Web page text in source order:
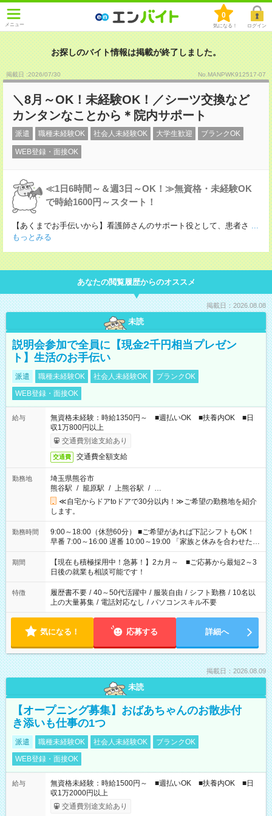
メニュー
0
気になる！ ログイン
お探しのバイト情報は掲載が終了しました。
掲載日 :2026/07/30 No.MANPWK912517-07
＼8月～OK！未経験OK！／シーツ交換など
カンタンなことから＊院内サポート
派遣 職種未経験OK 社会人未経験OK 大学生歓迎 ブランクOK
WEB登録・面接OK
≪1日6時間～＆週3日～OK！≫無資格・未経験OK
で時給1600円～スタート！
【あくまでお手伝いから】看護師さんのサポート役として、患者さ ...
もっとみる
あなたの閲覧履歴からのオススメ
掲載日：2026.08.08
未読
説明会参加で全員に【現金2千円相当プレゼン
ト】生活のお手伝い
派遣 職種未経験OK 社会人未経験OK
ブランクOK
WEB登録・面接OK
給与
無資格未経験：時給1350円～ ■週払いOK ■扶養内OK ■日
収1万800円以上
交通費別途支給あり
交通費 交通費全額支給
勤務地
埼玉県熊谷市
熊谷駅 / 籠原駅 / 上熊谷駅 / …
≪自宅からドアtoドアで30分以内！≫ご希望の勤務地を紹介
します。
勤務時間
9:00～18:00（休憩60分） ■ご希望があれば下記シフトもOK！
早番 7:00～16:00 遅番 10:00～19:00 「家族と休みを合わせた
い」 「余裕を持って夕飯の準備がしたい」 「できれば残業はし
たくない」 など、ご希望を教えてくださいね。 ※Wワーク希望
の方へ 今ご覧のお仕事で希望する勤務時間と、もう1つのお仕事
の勤務時間。 合計で週40時間を超える場合は応募できません。
期間
【現在も積極採用中！急募！】2カ月～ ■ご応募から最短2～3
日後の就業も相談可能です！
特徴 履歴書不要 / 40～50代活躍中 / 服装自由 / シフト勤務 / 10名以
上の大量募集 / 電話対応なし / パソコンスキル不要
気になる！ 応募する 詳細へ
掲載日：2026.08.09
未読
【オープニング募集】おばあちゃんのお散歩付
き添いも仕事の1つ
派遣 職種未経験OK 社会人未経験OK
ブランクOK
WEB登録・面接OK
給与
無資格未経験：時給1500円～ ■週払いOK ■扶養内OK ■日
収1万2000円以上
交通費別途支給あり